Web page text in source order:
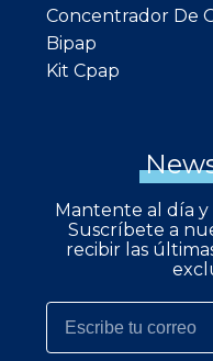
Concentrador De
Bipap
Kit Cpap
Mantente al día y
Suscríbete a
recibir las